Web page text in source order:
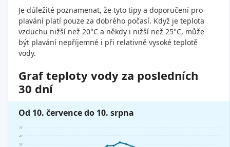
Je důležité poznamenat, že tyto tipy a doporučení pro
plavání platí pouze za dobrého počasí. Když je teplota
vzduchu nižší než 20°C a někdy i nižší než 25°C, může
být plavání nepříjemné i při relativně vysoké teplotě
vody.
Graf teploty vody za posledních
30 dní
Od 10. července do 10. srpna
28°
29°
30°